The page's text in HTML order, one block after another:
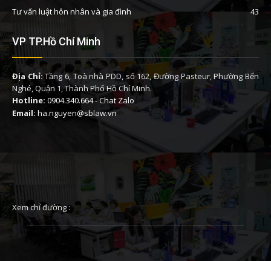
Tư vấn luật hôn nhân và gia đình
43
VP TP.Hồ Chí Minh
Địa Chỉ:Tầng 6, Toà nhà PDD, số 162, Đường Pasteur, Phường Bến
Nghé, Quận 1, Thành Phố Hồ Chí Minh.
Hotline: 0904.340.664-Chat Zalo
Email: ha.nguyen@sblaw.vn
Xem chỉ đường :